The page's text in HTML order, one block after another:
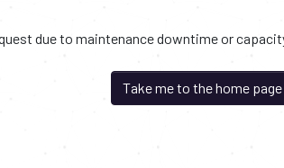
due to maintenance downtime or
Take me to the home page